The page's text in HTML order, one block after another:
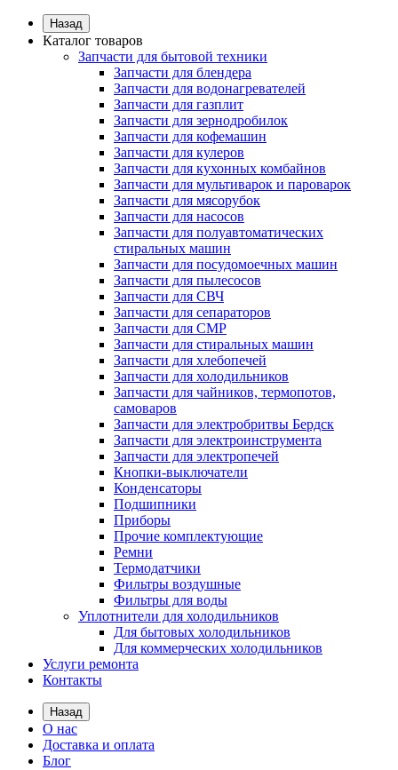
Назад
Каталог товаров
Запчасти для бытовой техники
Запчасти для блендера
Запчасти для водонагревателей
Запчасти для газплит
Запчасти для зернодробилок
Запчасти для кофемашин
Запчасти для кулеров
Запчасти для кухонных комбайнов
Запчасти для мультиварок и пароварок
Запчасти для мясорубок
Запчасти для насосов
Запчасти для полуавтоматических
стиральных машин
Запчасти для посудомоечных машин
Запчасти для пылесосов
Запчасти для СВЧ
Запчасти для сепараторов
Запчасти для СМР
Запчасти для стиральных машин
Запчасти для хлебопечей
Запчасти для холодильников
Запчасти для чайников, термопотов,
самоваров
Запчасти для электробритвы Бердск
Запчасти для электроинструмента
Запчасти для электропечей
Кнопки-выключатели
Конденсаторы
Подшипники
Приборы
Прочие комплектующие
Ремни
Термодатчики
Фильтры воздушные
Фильтры для воды
Уплотнители для холодильников
Для бытовых холодильников
Для коммерческих холодильников
Услуги ремонта
Контакты
Назад
О нас
Доставка и оплата
Блог